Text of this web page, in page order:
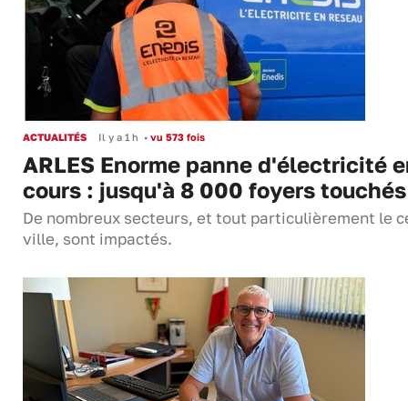
ACTUALITÉS Il y a 1 h • vu 573 fois
ARLES Enorme panne d'électricité
cours : jusqu'à 8 000 foyers touchés
De nombreux secteurs, et tout particulièrement le
ville, sont impactés.